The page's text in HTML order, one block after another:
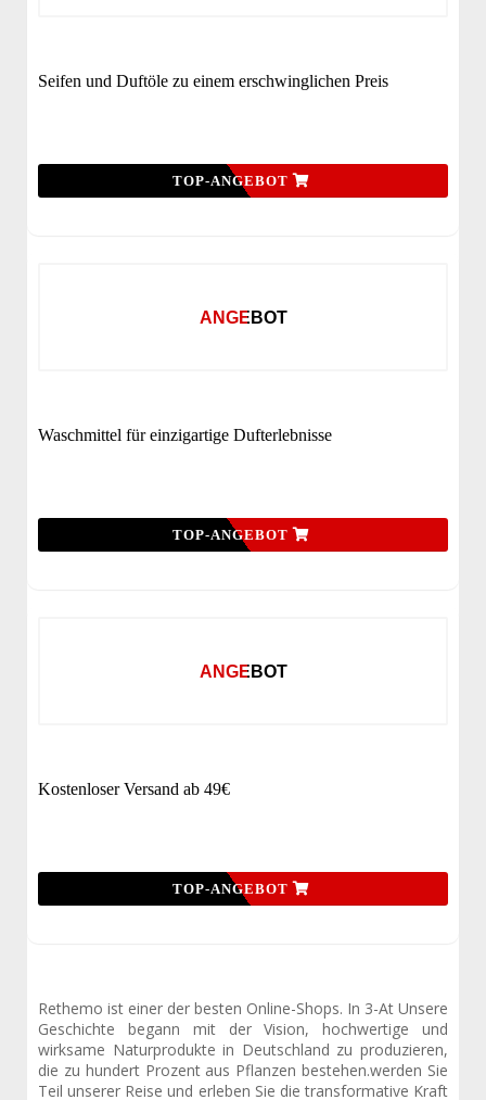
Seifen und Duftöle zu einem erschwinglichen Preis
TOP-ANGEBOT
ANGEBOT
Waschmittel für einzigartige Dufterlebnisse
TOP-ANGEBOT
ANGEBOT
Kostenloser Versand ab 49€
TOP-ANGEBOT
Rethemo ist einer der besten Online-Shops. In 3-At Unsere
Geschichte begann mit der Vision, hochwertige und
wirksame Naturprodukte in Deutschland zu produzieren,
die zu hundert Prozent aus Pflanzen bestehen.werden Sie
Teil unserer Reise und erleben Sie die transformative Kraft